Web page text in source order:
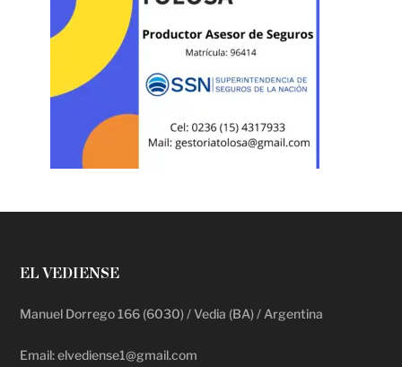
EL VEDIENSE
Manuel Dorrego 166 (6030) / Vedia (BA) / Argentina
Email: elvediense1@gmail.com